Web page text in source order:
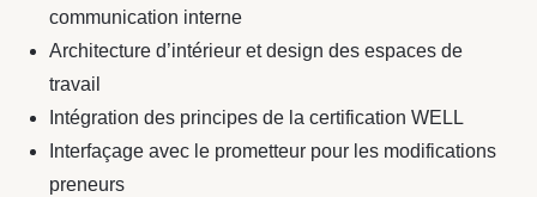
communication interne
Architecture d’intérieur et design des espaces de
travail
Intégration des principes de la certification WELL
Interfaçage avec le prometteur pour les modifications
preneurs